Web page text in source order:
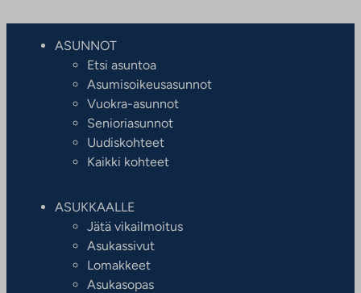
ASUNNOT
Etsi asuntoa
Asumisoikeusasunnot
Vuokra-asunnot
Senioriasunnot
Uudiskohteet
Kaikki kohteet
ASUKKAALLE
Jätä vikailmoitus
Asukassivut
Lomakkeet
Asukasopas